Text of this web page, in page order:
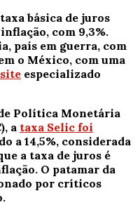
básica de juros
com 9,3%.
país em guerra, com
o México, com uma
site especializado
Política Monetária
a taxa Selic foi
a 14,5%, considerada
a taxa de juros é
O patamar da
por críticos